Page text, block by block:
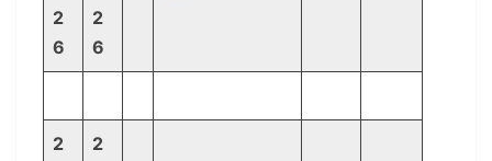
2
6
2
6
2
2